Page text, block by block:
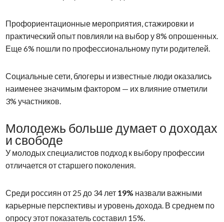
Профориентационные мероприятия, стажировки и
практический опыт повлияли на выбор у 8% опрошенных.
Еще 6% пошли по профессиональному пути родителей.
Социальные сети, блогеры и известные люди оказались
наименее значимым фактором — их влияние отметили
3% участников.
Молодежь больше думает о доходах
и свободе
У молодых специалистов подход к выбору профессии
отличается от старшего поколения.
Среди россиян от 25 до 34 лет 19% назвали важными
карьерные перспективы и уровень дохода. В среднем по
опросу этот показатель составил 15%.